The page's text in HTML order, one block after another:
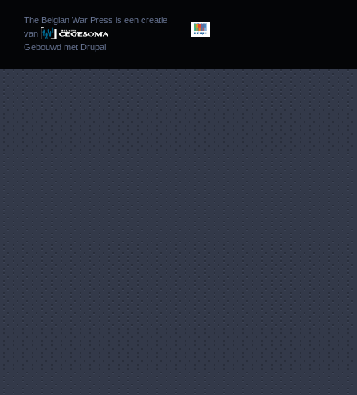
The Belgian War Press is een creatie
van
Gebouwd met Drupal